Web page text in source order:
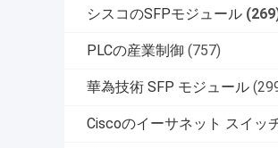
シスコのSFPモジュール
PLCの産業制御 (757)
華為技術 SFP モジュール
Ciscoのイーサネット スイッ